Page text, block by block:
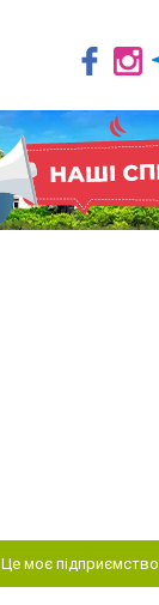
Це моє підприємство